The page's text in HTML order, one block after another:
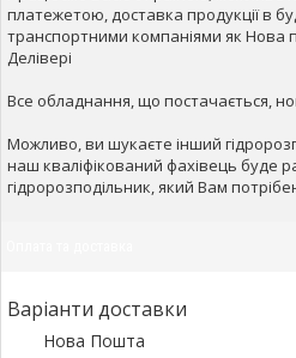
платежетою, доставка продукції в
транспортними компаніями як Нова
Делівері
Все обладнання, що постачається,
Можливо, ви шукаєте інший
наш кваліфікований фахівець буде
гідророзподільник, який Вам
Варіанти доставки
Нова Пошта